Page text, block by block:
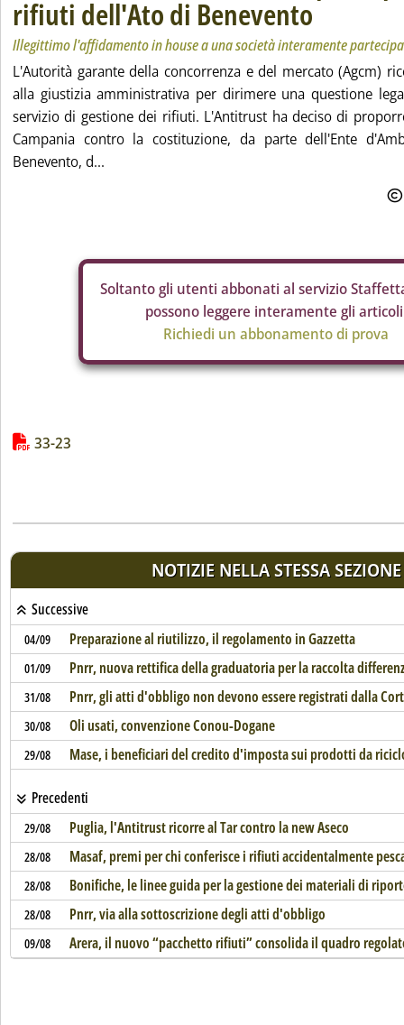
rifiuti dell'Ato di Benevento
Illegittimo l'affidamento in house a una società interamente
L'Autorità garante della concorrenza e del mercato (Agcm)
alla giustizia amministrativa per dirimere una questione
servizio di gestione dei rifiuti. L'Antitrust ha deciso di
Campania contro la costituzione, da parte dell'Ente
Benevento, d...
Soltanto gli utenti abbonati al servizio
possono leggere interamente gli
Richiedi un abbonamento di prova
Lista allegati PDF alla notizia
33-23
NOTIZIE NELLA STESSA SEZIONE
Successive
04/09 Preparazione al riutilizzo, il regolamento in Gazzetta
01/09 Pnrr, nuova rettifica della graduatoria per la raccolta
31/08 Pnrr, gli atti d'obbligo non devono essere registrati dalla
30/08 Oli usati, convenzione Conou-Dogane
29/08 Mase, i beneficiari del credito d'imposta sui prodotti da
Precedenti
29/08 Puglia, l'Antitrust ricorre al Tar contro la new Aseco
28/08 Masaf, premi per chi conferisce i rifiuti accidentalmente
28/08 Bonifiche, le linee guida per la gestione dei materiali di
28/08 Pnrr, via alla sottoscrizione degli atti d'obbligo
09/08 Arera, il nuovo “pacchetto rifiuti” consolida il quadro